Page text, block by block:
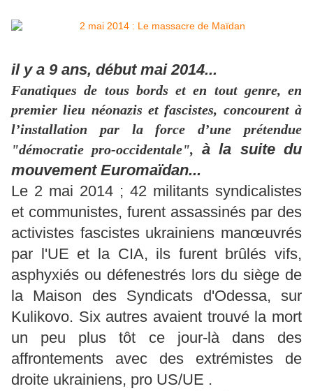
il y a 9 ans, début mai 2014...
Fanatiques de tous bords et en tout genre, en
premier lieu néonazis et fascistes, concourent à
l’installation par la force d’une prétendue
"démocratie pro-occidentale", à la suite du
mouvement Euromaïdan...
Le 2 mai 2014 ; 42 militants syndicalistes
et communistes, furent assassinés par des
activistes fascistes ukrainiens manœuvrés
par l'UE et la CIA, ils furent brûlés vifs,
asphyxiés ou défenestrés lors du siège de
la Maison des Syndicats d'Odessa, sur
Kulikovo. Six autres avaient trouvé la mort
un peu plus tôt ce jour-là dans des
affrontements avec des extrémistes de
droite ukrainiens, pro US/UE .